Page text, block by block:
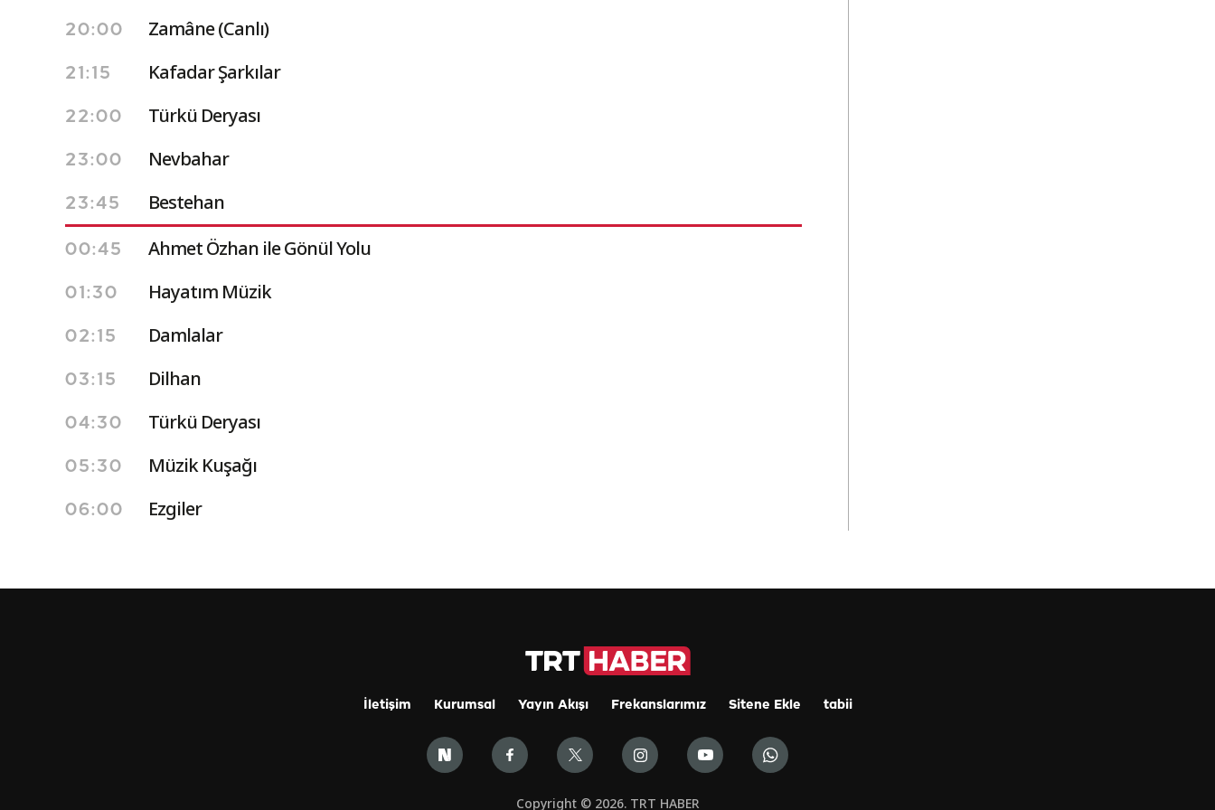
20:00 Zamâne (Canlı)
21:15 Kafadar Şarkılar
22:00 Türkü Deryası
23:00 Nevbahar
23:45 Bestehan
00:45 Ahmet Özhan ile Gönül Yolu
01:30 Hayatım Müzik
02:15 Damlalar
03:15 Dilhan
04:30 Türkü Deryası
05:30 Müzik Kuşağı
06:00 Ezgiler
İletişim Kurumsal Yayın Akışı Frekanslarımız Sitene Ekle tabii
Copyright © 2026. TRT HABER